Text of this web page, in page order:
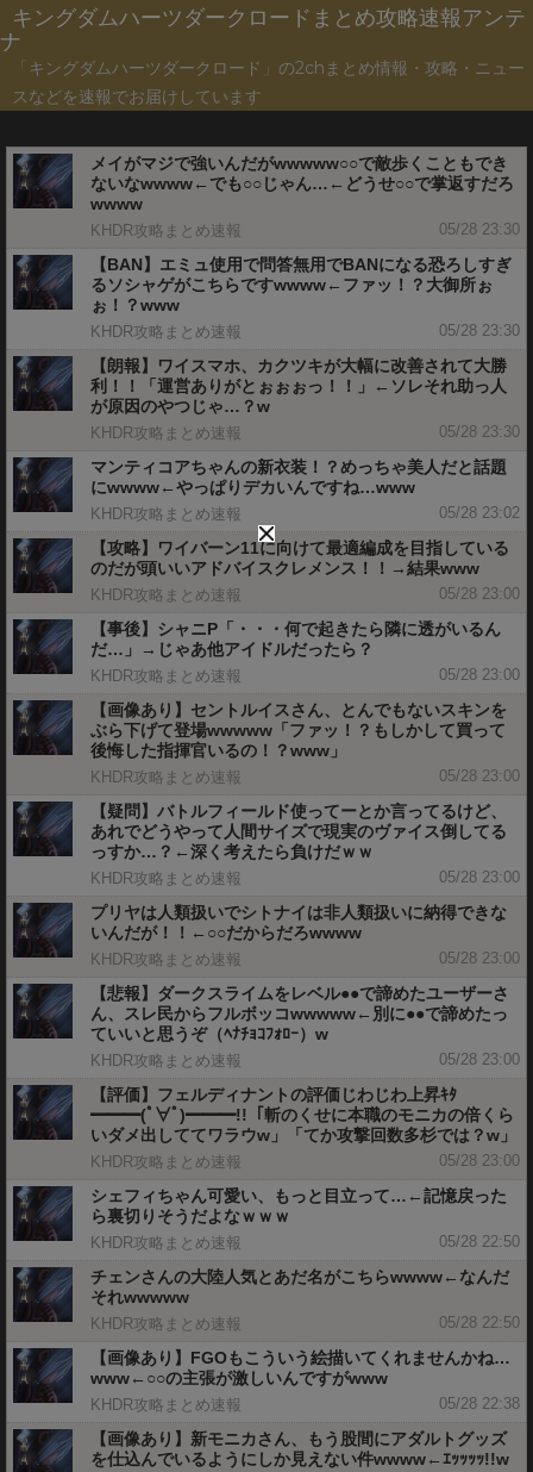
キングダムハーツダークロードまとめ攻略速報アンテ
ナ
「キングダムハーツダークロード」の2chまとめ情報・攻略・ニュー
スなどを速報でお届けしています
メイがマジで強いんだがwwwww○○で敵歩くこともでき
ないなwwww←でも○○じゃん…←どうせ○○で掌返すだろ
wwww
05/28 23:30
KHDR攻略まとめ速報
【BAN】エミュ使用で問答無用でBANになる恐ろしすぎ
るソシャゲがこちらですwwww←ファッ！？大御所ぉ
ぉ！？www
05/28 23:30
KHDR攻略まとめ速報
【朗報】ワイスマホ、カクツキが大幅に改善されて大勝
利！！「運営ありがとぉぉぉっ！！」←ソレそれ助っ人
が原因のやつじゃ…？w
05/28 23:30
KHDR攻略まとめ速報
マンティコアちゃんの新衣装！？めっちゃ美人だと話題
にwwww←やっぱりデカいんですね…www
05/28 23:02
KHDR攻略まとめ速報
【攻略】ワイバーン11に向けて最適編成を目指している
のだが頭いいアドバイスクレメンス！！→結果www
05/28 23:00
KHDR攻略まとめ速報
【事後】シャニP「・・・何で起きたら隣に透がいるん
だ…」→じゃあ他アイドルだったら？
05/28 23:00
KHDR攻略まとめ速報
【画像あり】セントルイスさん、とんでもないスキンを
ぶら下げて登場wwwww「ファッ！？もしかして買って
後悔した指揮官いるの！？www」
05/28 23:00
KHDR攻略まとめ速報
【疑問】バトルフィールド使ってーとか言ってるけど、
あれでどうやって人間サイズで現実のヴァイス倒してる
っすか…？←深く考えたら負けだｗｗ
05/28 23:00
KHDR攻略まとめ速報
プリヤは人類扱いでシトナイは非人類扱いに納得できな
いんだが！！←○○だからだろwwww
05/28 23:00
KHDR攻略まとめ速報
【悲報】ダークスライムをレベル●●で諦めたユーザーさ
ん、スレ民からフルボッコwwwww←別に●●で諦めたっ
ていいと思うぞ（ﾍﾅﾁｮｺﾌｫﾛｰ）w
05/28 23:00
KHDR攻略まとめ速報
【評価】フェルディナントの評価じわじわ上昇ｷﾀ
━━━(ﾟ∀ﾟ)━━━!!「斬のくせに本職のモニカの倍くら
いダメ出しててワラウw」「てか攻撃回数多杉では？w」
05/28 23:00
KHDR攻略まとめ速報
シェフィちゃん可愛い、もっと目立って…←記憶戻った
ら裏切りそうだよなｗｗｗ
05/28 22:50
KHDR攻略まとめ速報
チェンさんの大陸人気とあだ名がこちらwwww←なんだ
それwwwww
05/28 22:50
KHDR攻略まとめ速報
【画像あり】FGOもこういう絵描いてくれませんかね…
www←○○の主張が激しいんですがwww
05/28 22:38
KHDR攻略まとめ速報
【画像あり】新モニカさん、もう股間にアダルトグッズ
を仕込んでいるようにしか見えない件wwww←ｴｯｯｯｯ!!w